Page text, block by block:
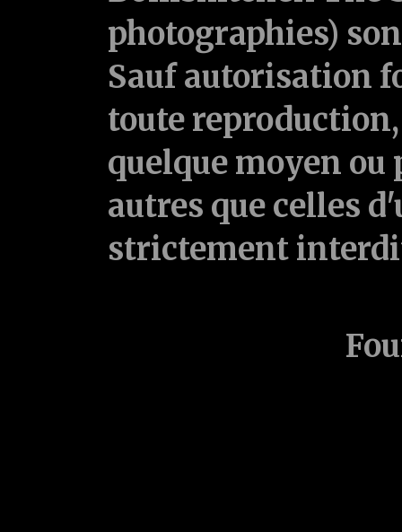
photographies)
Sauf autorisation
toute
quelque moyen ou
autres que celles
strictement